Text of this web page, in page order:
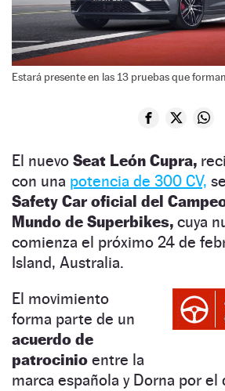
Estará presente en las 13 pruebas que
El nuevo Seat León Cupra,
con una potencia de 300 CV,
Safety Car oficial del
Mundo de Superbikes, cuya
comienza el próximo 24 de
Island, Australia.
El movimiento
forma parte de un
acuerdo de
patrocinio entre la
marca española y Dorna por el